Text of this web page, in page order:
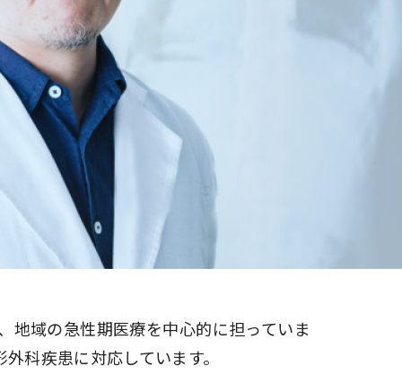
よくあるご質問
書のお申込
カルテ）の
て
質問
臨床研究センターのご紹介
クラウドファンディング
予約変更・確認
地域の急性期医療を中心的に担っていま
科疾患に対応しています。